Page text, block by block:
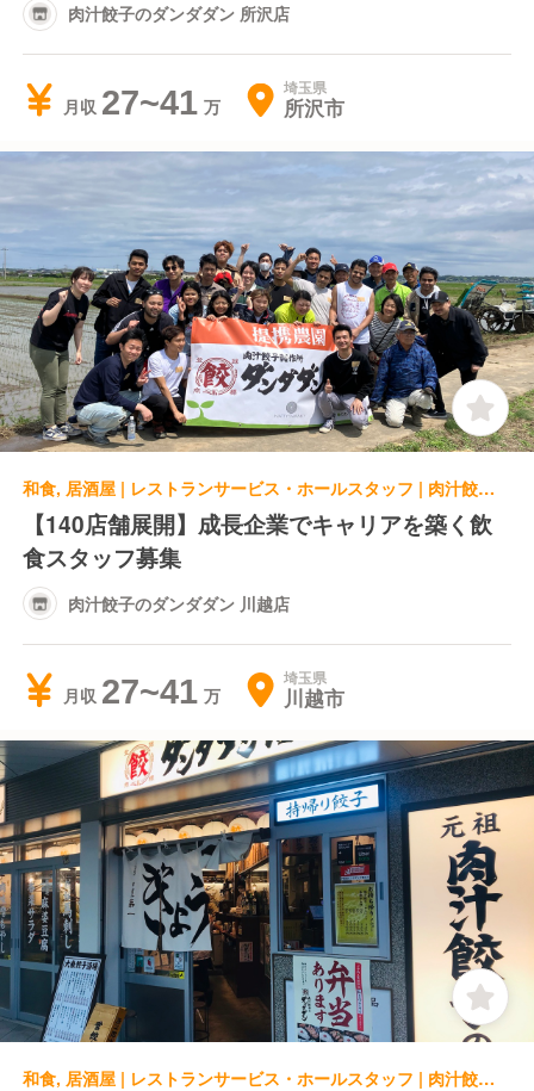
肉汁餃子のダンダダン 所沢店
月収 27~41 埼玉県
所沢市
和食, 居酒屋 | レストランサービス・ホールスタッフ | 肉汁餃子のダンダダン 川越店
【140店舗展開】成長企業でキャリアを築く飲
食スタッフ募集
肉汁餃子のダンダダン 川越店
月収 27~41 埼玉県
川越市
和食, 居酒屋 | レストランサービス・ホールスタッフ | 肉汁餃子のダンダダン 川口店